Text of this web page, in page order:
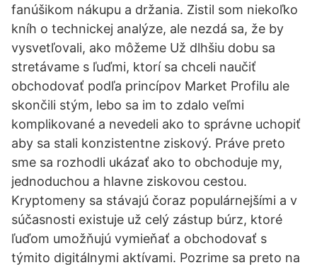
fanúšikom nákupu a držania. Zistil som niekoľko
kníh o technickej analýze, ale nezdá sa, že by
vysvetľovali, ako môžeme Už dlhšiu dobu sa
stretávame s ľuďmi, ktorí sa chceli naučiť
obchodovať podľa princípov Market Profilu ale
skončili stým, lebo sa im to zdalo veľmi
komplikované a nevedeli ako to správne uchopiť
aby sa stali konzistentne ziskový. Práve preto
sme sa rozhodli ukázať ako to obchoduje my,
jednoduchou a hlavne ziskovou cestou.
Kryptomeny sa stávajú čoraz populárnejšími a v
súčasnosti existuje už celý zástup búrz, ktoré
ľuďom umožňujú vymieňať a obchodovať s
týmito digitálnymi aktívami. Pozrime sa preto na